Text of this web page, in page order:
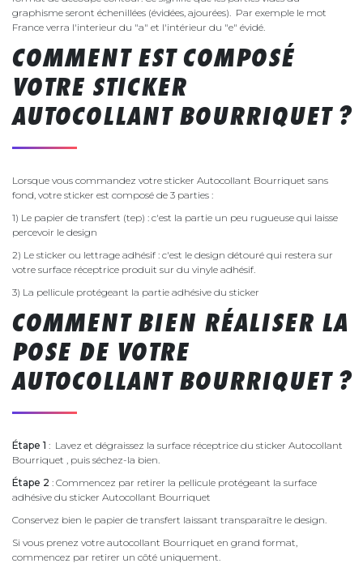
graphisme seront échenillées (évidées, ajourées). Par exemple le mot
France verra l'interieur du "a" et l'intérieur du "e" évidé.
COMMENT EST COMPOSÉ
VOTRE STICKER
AUTOCOLLANT BOURRIQUET ?
Lorsque vous commandez votre sticker Autocollant Bourriquet sans
fond, votre sticker est composé de 3 parties :
1) Le papier de transfert (tep) : c'est la partie un peu rugueuse qui laisse
percevoir le design
2) Le sticker ou lettrage adhésif : c'est le design détouré qui restera sur
votre surface réceptrice produit sur du vinyle adhésif.
3) La pellicule protégeant la partie adhésive du sticker
COMMENT BIEN RÉALISER LA
POSE DE VOTRE
AUTOCOLLANT BOURRIQUET ?
Étape 1 : Lavez et dégraissez la surface réceptrice du sticker Autocollant
Bourriquet , puis séchez-la bien.
Étape 2 : Commencez par retirer la pellicule protégeant la surface
adhésive du sticker Autocollant Bourriquet
Conservez bien le papier de transfert laissant transparaître le design.
Si vous prenez votre autocollant Bourriquet en grand format,
commencez par retirer un côté uniquement.